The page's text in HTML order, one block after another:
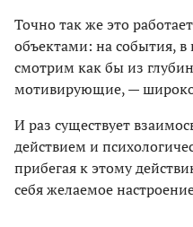
Точно так же это
объектами: на события,
смотрим как бы из
мотивирующие, —
И раз существует
действием и
прибегая к этому
себя желаемое